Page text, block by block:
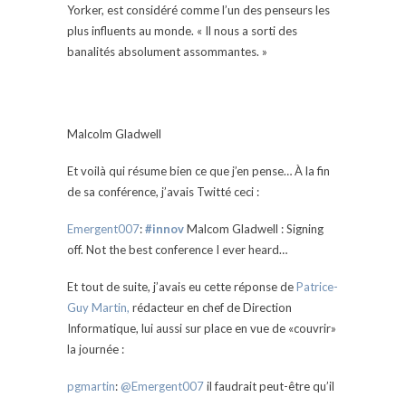
Yorker, est considéré comme l’un des penseurs les
plus influents au monde. « Il nous a sorti des
banalités absolument assommantes. »
Malcolm Gladwell
Et voilà qui résume bien ce que j’en pense… À la fin
de sa conférence, j’avais Twitté ceci :
Emergent007:#innovMalcom Gladwell : Signing
off. Not the best conference I ever heard…
Et tout de suite, j’avais eu cette réponse dePatrice-
Guy Martin, rédacteur en chef de Direction
Informatique, lui aussi sur place en vue de «couvrir»
la journée :
pgmartin: @Emergent007il faudrait peut-être qu’il